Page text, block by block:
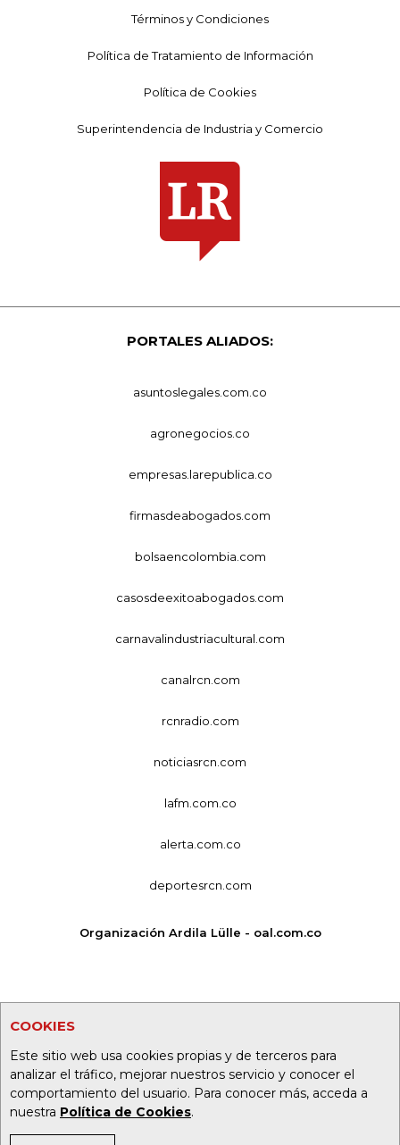
COOKIES
Este sitio web usa cookies propias y de terceros para
analizar el tráfico, mejorar nuestros servicio y conocer el
comportamiento del usuario. Para conocer más, acceda a
nuestra Política de Cookies.
Términos y Condiciones
Política de Tratamiento de Información
Política de Cookies
Superintendencia de Industria y Comercio
PORTALES ALIADOS:
asuntoslegales.com.co
agronegocios.co
empresas.larepublica.co
firmasdeabogados.com
bolsaencolombia.com
casosdeexitoabogados.com
carnavalindustriacultural.com
canalrcn.com
rcnradio.com
noticiasrcn.com
lafm.com.co
alerta.com.co
deportesrcn.com
Organización Ardila Lülle - oal.com.co